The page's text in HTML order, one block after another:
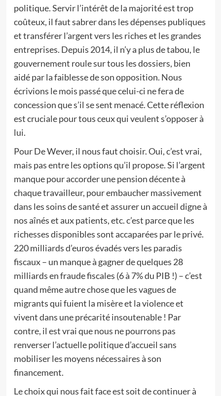
politique. Servir l’intérêt de la majorité est trop
coûteux, il faut sabrer dans les dépenses publiques
et transférer l’argent vers les riches et les grandes
entreprises. Depuis 2014, il n’y a plus de tabou, le
gouvernement roule sur tous les dossiers, bien
aidé par la faiblesse de son opposition. Nous
écrivions le mois passé que celui-ci ne fera de
concession que s’il se sent menacé. Cette réflexion
est cruciale pour tous ceux qui veulent s’opposer à
lui.
Pour De Wever, il nous faut choisir. Oui, c’est vrai,
mais pas entre les options qu’il propose. Si l’argent
manque pour accorder une pension décente à
chaque travailleur, pour embaucher massivement
dans les soins de santé et assurer un accueil digne à
nos aînés et aux patients, etc. c’est parce que les
richesses disponibles sont accaparées par le privé.
220 milliards d’euros évadés vers les paradis
fiscaux – un manque à gagner de quelques 28
milliards en fraude fiscales (6 à 7% du PIB !) – c’est
quand même autre chose que les vagues de
migrants qui fuient la misère et la violence et
vivent dans une précarité insoutenable ! Par
contre, il est vrai que nous ne pourrons pas
renverser l’actuelle politique d’accueil sans
mobiliser les moyens nécessaires à son
financement.
Le choix qui nous fait face est soit de continuer à